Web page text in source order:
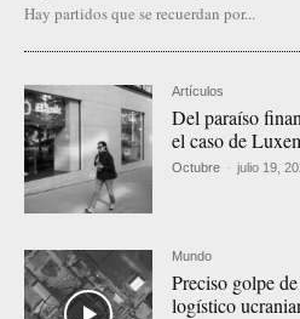
Hay partidos que se recuerdan por...
Artículos
Del paraíso
el caso de
Octubre - julio 19,
Mundo
Preciso golpe
logístico